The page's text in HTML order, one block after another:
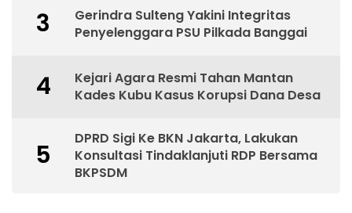
3
Gerindra Sulteng Yakini Integritas
Penyelenggara PSU Pilkada Banggai
4
Kejari Agara Resmi Tahan Mantan
Kades Kubu Kasus Korupsi Dana Desa
5
DPRD Sigi Ke BKN Jakarta, Lakukan
Konsultasi Tindaklanjuti RDP Bersama
BKPSDM